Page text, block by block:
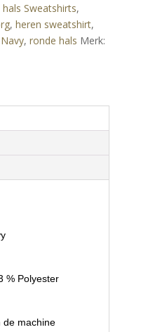
hals Sweatshirts,
, heren sweatshirt,
Navy, ronde hals Merk:
% Polyester
de machine